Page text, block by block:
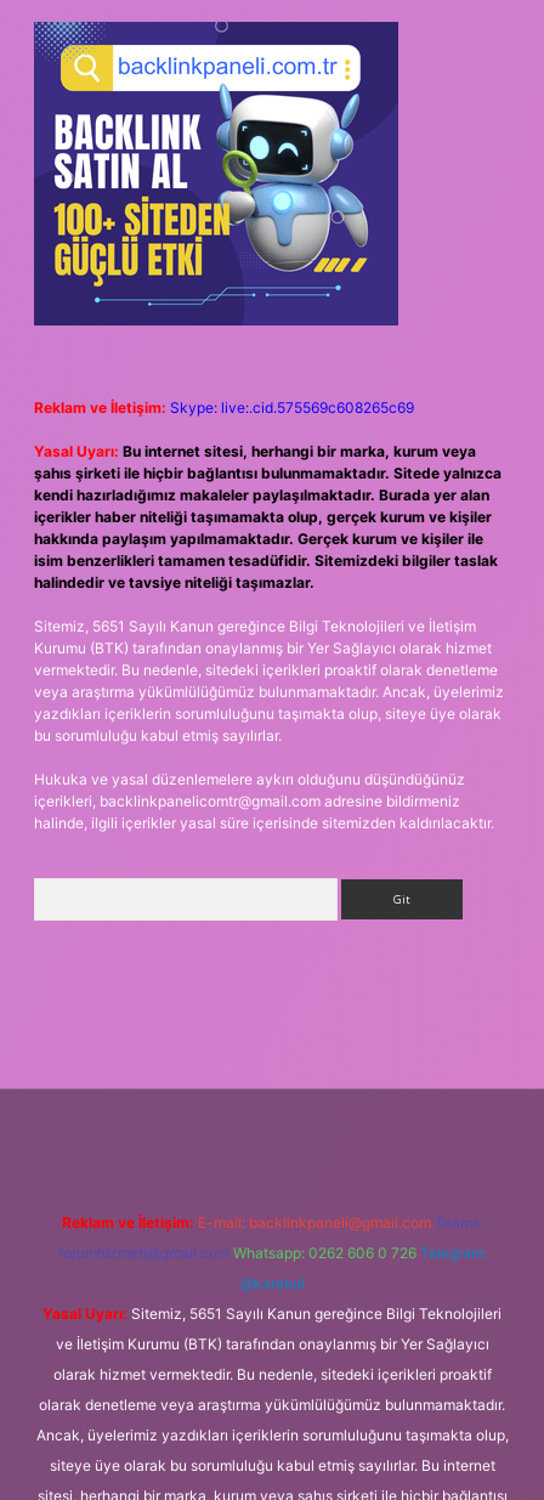
Reklam ve İletişim: Skype: live:.cid.575569c608265c69
Yasal Uyarı: Bu internet sitesi, herhangi bir marka, kurum veya
şahıs şirketi ile hiçbir bağlantısı bulunmamaktadır. Sitede yalnızca
kendi hazırladığımız makaleler paylaşılmaktadır. Burada yer alan
içerikler haber niteliği taşımamakta olup, gerçek kurum ve kişiler
hakkında paylaşım yapılmamaktadır. Gerçek kurum ve kişiler ile
isim benzerlikleri tamamen tesadüfidir. Sitemizdeki bilgiler taslak
halindedir ve tavsiye niteliği taşımazlar.
Sitemiz, 5651 Sayılı Kanun gereğince Bilgi Teknolojileri ve İletişim
Kurumu (BTK) tarafından onaylanmış bir Yer Sağlayıcı olarak hizmet
vermektedir. Bu nedenle, sitedeki içerikleri proaktif olarak denetleme
veya araştırma yükümlülüğümüz bulunmamaktadır. Ancak, üyelerimiz
yazdıkları içeriklerin sorumluluğunu taşımakta olup, siteye üye olarak
bu sorumluluğu kabul etmiş sayılırlar.
Hukuka ve yasal düzenlemelere aykırı olduğunu düşündüğünüz
içerikleri, backlinkpanelicomtr@gmail.com adresine bildirmeniz
halinde, ilgili içerikler yasal süre içerisinde sitemizden kaldırılacaktır.
Reklam ve İletişim: E-mail: backlinkpaneli@gmail.com Teams:
forumhizmeti@gmail.com Whatsapp: 0262 606 0 726 Telegram:
@karabul
Yasal Uyarı: Sitemiz, 5651 Sayılı Kanun gereğince Bilgi Teknolojileri
ve İletişim Kurumu (BTK) tarafından onaylanmış bir Yer Sağlayıcı
olarak hizmet vermektedir. Bu nedenle, sitedeki içerikleri proaktif
olarak denetleme veya araştırma yükümlülüğümüz bulunmamaktadır.
Ancak, üyelerimiz yazdıkları içeriklerin sorumluluğunu taşımakta olup,
siteye üye olarak bu sorumluluğu kabul etmiş sayılırlar. Bu internet
sitesi, herhangi bir marka, kurum veya şahıs şirketi ile hiçbir bağlantısı